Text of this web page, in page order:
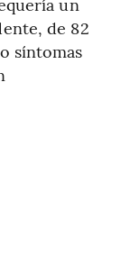
de 82
síntomas